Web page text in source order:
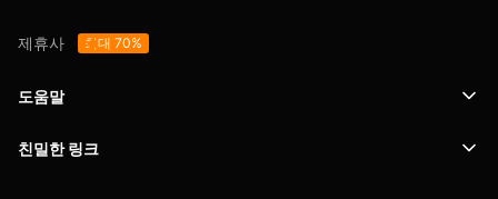
제휴사 최대 70%
도움말
지원
친밀한 링크